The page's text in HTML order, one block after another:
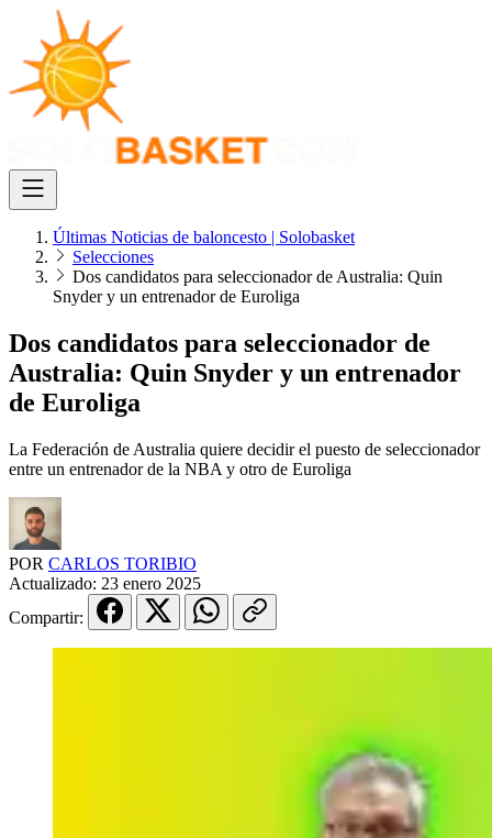
Últimas Noticias de baloncesto | Solobasket
Selecciones
Dos candidatos para seleccionador de Australia: Quin
Snyder y un entrenador de Euroliga
Dos candidatos para seleccionador de
Australia: Quin Snyder y un entrenador
de Euroliga
La Federación de Australia quiere decidir el puesto de seleccionador
entre un entrenador de la NBA y otro de Euroliga
POR CARLOS TORIBIO
Actualizado: 23 enero 2025
Compartir: